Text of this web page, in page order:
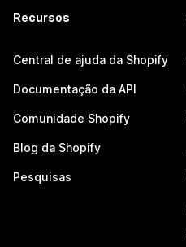
Recursos
Central de ajuda da Shopify
Documentação da API
Comunidade Shopify
Blog da Shopify
Pesquisas